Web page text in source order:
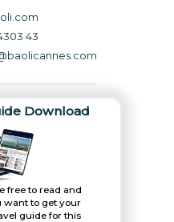
43
Download
free to read and
want to get your
guide for this